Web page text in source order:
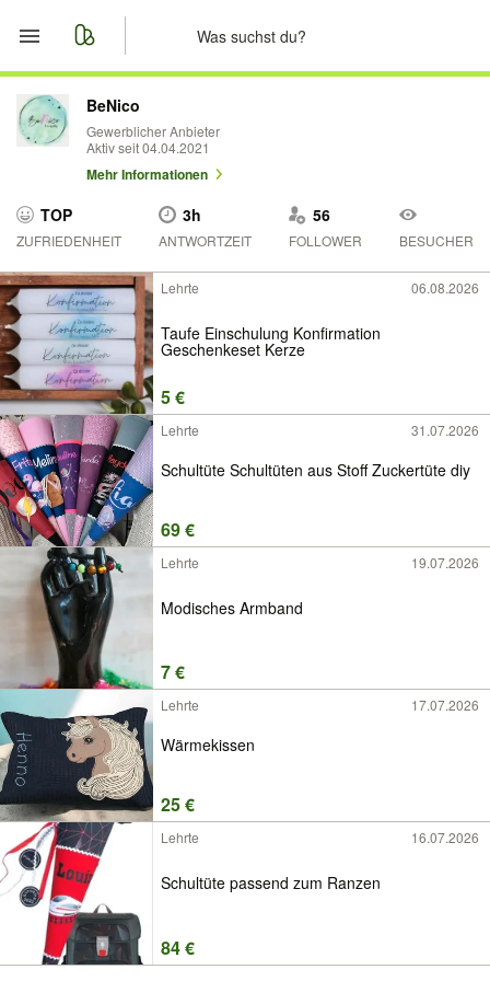
Start
Merkliste
Nachrichten
BeNico
Gewerblicher Anbieter
Aktiv seit 04.04.2021
Mehr Informationen
TOP
ZUFRIEDENHEIT
3h
ANTWORTZEIT
56
FOLLOWER BESUCHER
Lehrte 06.08.2026
Taufe Einschulung Konfirmation
Geschenkeset Kerze
5 €
Lehrte 31.07.2026
Schultüte Schultüten aus Stoff Zuckertüte diy
69 €
Lehrte 19.07.2026
Modisches Armband
7 €
Lehrte 17.07.2026
Wärmekissen
25 €
Lehrte 16.07.2026
Schultüte passend zum Ranzen
84 €